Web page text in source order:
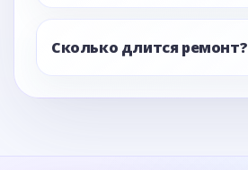
Сколько длится ремонт?